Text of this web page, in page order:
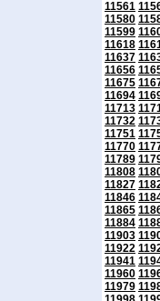
11561
11580
11599
11618
11637
11656
11675
11694
11713
11732
11751
11770
11789
11808
11827
11846
11865
11884
11903
11922
11941
11960
11979